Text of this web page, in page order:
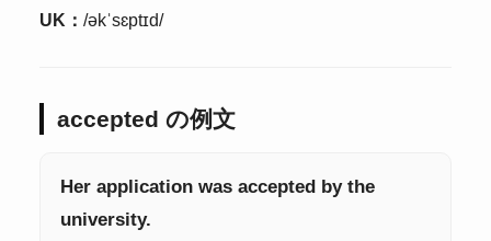
UK： /əkˈsɛptɪd/
accepted の例文
Her application was accepted by the
university.